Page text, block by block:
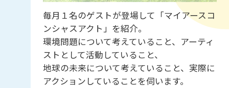
毎月１名のゲストが登場して「マイアースコ
ンシャスアクト」を紹介。
環境問題について考えていること、アーティ
ストとして活動していること、
地球の未来について考えていること、実際に
アクションしていることを伺います。